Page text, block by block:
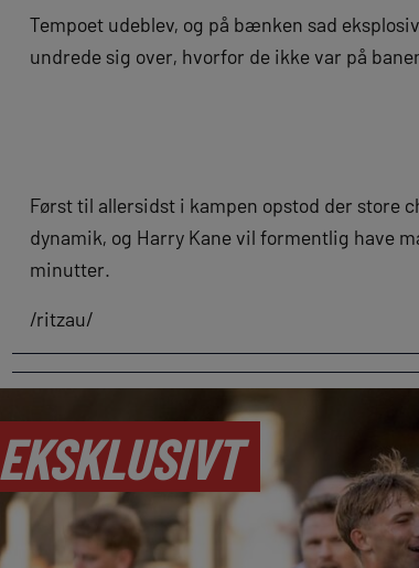
Tempoet udeblev, og på bænken sad
undrede sig over, hvorfor de ikke var på
Først til allersidst i kampen opstod der store
dynamik, og Harry Kane vil formentlig have
minutter.
/ritzau/
EKSKLUSIVT